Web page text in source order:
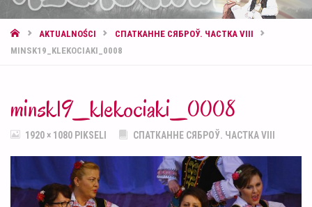
STRONA
GŁÓWNA
AKTUALNOŚCI
СПАТКАННЕ СЯБРОЎ. ЧАСТКА VIII
MINSK19_KLEKOCIAKI_0008
minsk19_klekociaki_0008
PEŁNY1920 × 1080 PIKSELI СПАТКАННЕ СЯБРОЎ. ЧАСТКА VIII